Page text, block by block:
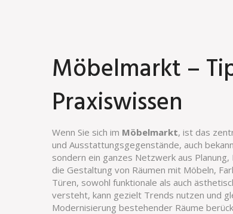
Möbelmarkt –
Praxiswissen
Wenn Sie sich im Möbelmarkt, ist das
und Ausstattungsgegenstände, auch
sondern ein ganzes Netzwerk aus
die Gestaltung von Räumen mit Möbeln,
Türen, sowohl funktionale als auch
versteht, kann gezielt Trends nutzen und
Modernisierung bestehender Räume